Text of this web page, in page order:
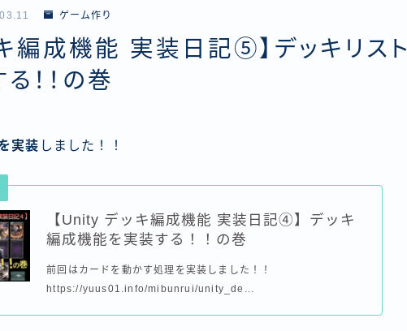
ゲーム作り
編成機能 実装日記⑤】デッキリスト
！！の巻
実装 しました！！
【Unity デッキ編成機能 実装日記④】デッキ
編成機能を実装する！！の巻
前回はカードを動かす処理を実装しました！！
https://yuus01.info/mibunrui/unity_de...